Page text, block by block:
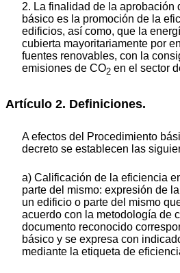
2. La finalidad de la aprobación
básico es la promoción de la
edificios, así como, que la
cubierta mayoritariamente por
fuentes renovables, con la
emisiones de CO2 en el sector
Artículo 2. Definiciones.
A efectos del Procedimiento
decreto se establecen las
a) Calificación de la eficiencia
parte del mismo: expresión de
un edificio o parte del mismo
acuerdo con la metodología de
documento reconocido
básico y se expresa con
mediante la etiqueta de